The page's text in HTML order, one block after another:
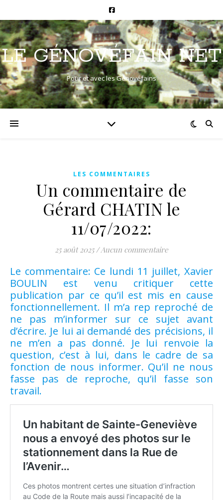
LE GÉNOVÉFAIN NET
Pour et avec les Génovéfains
LES COMMENTAIRES
Un commentaire de
Gérard CHATIN le
11/07/2022:
25 août 2025 /Aucun commentaire
Le commentaire: Ce lundi 11 juillet, Xavier
BOULIN est venu critiquer cette
publication par ce qu’il est mis en cause
fonctionnellement. Il m’a rep reproché de
ne pas m’informer sur ce sujet avant
d’écrire. Je lui ai demandé des précisions, il
ne m’en a pas donné. Je lui renvoie la
question, c’est à lui, dans le cadre de sa
fonction de nous informer. Qu’il ne nous
fasse pas de reproche, qu’il fasse son
travail.